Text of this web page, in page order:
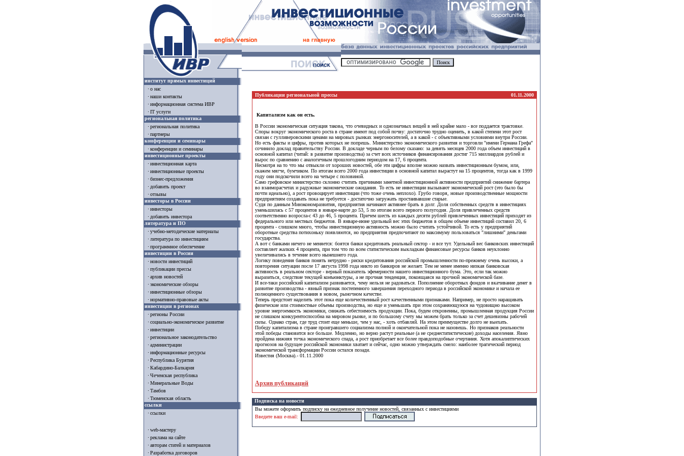
институт прямых инвестиций
о нас
наши контакты
информационная система ИВР
IT услуги
региональная политика
региональная политика
партнеры
конференции и семинары
конференции и семинары
инвестиционные проекты
инвестиционная карта
инвестиционные проекты
бизнес-предложения
добавить проект
отзывы
инвесторы в России
инвесторы
добавить инвестора
литература и ПО
учебно-методические материалы
литература по инвестициям
программное обеспечение
инвестиции в России
новости инвестиций
публикации прессы
архив новостей
экономические обзоры
инвестиционные обзоры
нормативно-правовые акты
инвестиции в регионах
регионы России
социально-экономическое развитие
инвестиции
региональное законодательство
администрации
информационные ресурсы
Республика Бурятия
Кабардино-Балкария
Чеченская республика
Минеральные Воды
Тамбов
Тюменская область
ссылки
ссылки
web-мастеру
реклама на сайте
авторам статей и материалов
Разработка договоров
Публикации региональной прессы 01.11.2000
Капитализм как он есть.
В России экономическая ситуация такова, что очевидных и однозначных вещей в ней крайне мало - все поддается трактовке.
Споры вокруг экономического роста в стране имеют под собой почву: достаточно трудно оценить, в какой степени этот рост
связан с гулливеровскими ценами на мировых рынках энергоносителей, а в какой - с объективными условиями внутри России.
Но есть факты и цифры, против которых не попрешь. Министерство экономического развития и торговли "имени Германа Грефа"
сочинило доклад правительству России. В докладе черным по белому сказано: за девять месяцев 2000 года объем инвестиций в
основной капитал (читай: в развитие производства) за счет всех источников финансирования достиг 715 миллиардов рублей и
вырос по сравнению с аналогичным прошлогодним периодом на 17, 6 процента.
Несмотря на то что мы отвыкли от хороших новостей, обе эти цифры вполне можно назвать инвестиционным бумом, или,
скажем мягче, бумчиком. По итогам всего 2000 года инвестиции в основной капитал вырастут на 15 процентов, тогда как в 1999
году они подскочили всего на четыре с половиной.
Само грефовское министерство склонно считать причинами заметной инвестиционной активности предприятий снижение бартера
во взаиморасчетах и радужные экономические ожидания. То есть не инвестиции вызывают экономический рост (это было бы
почти идеально), а рост провоцирует инвестиции (что тоже очень неплохо). Грубо говоря, новые производственные мощности
предприятиям создавать пока не требуется - достаточно загружать простаивавшие старые.
Судя по данным Минэкономразвития, предприятия начинают активнее брать в долг. Доля собственных средств в инвестициях
уменьшилась с 57 процентов в январе-марте до 53, 5 по итогам всего первого полугодия. Доля привлеченных средств
соответственно возросла-с 43 до 46, 5 процента. Причем шесть из каждых десяти рублей привлеченных инвестиций приходят из
федерального или местных бюджетов. В январе-июне удельный вес этих бюджетов в общем объеме инвестиций составил 20, 6
процента - слишком много, чтобы инвестиционную активность можно было считать устойчивой. То есть у предприятий
оборотные средства потихоньку появляются, но предприятия предпочитают по максимуму пользоваться "лишними" деньгами
государства.
А вот с банками ничего не меняется: боятся банки кредитовать реальный сектор - и все тут. Удельный вес банковских инвестиций
составляет жалких 4 процента, при том что по всем статистическим выкладкам финансовые ресурсы банков неуклонно
увеличивались в течение всего нынешнего года.
Логику поведения банков понять нетрудно - риски кредитования российской промышленности по-прежнему очень высоки, а
повторения ситуации после 17 августа 1998 года никто из банкиров не желает. Тем не менее именно низкая банковская
активность в реальном секторе - верный показатель эфемерности нашего инвестиционного бума. Это, если так можно
выразиться, следствие текущей конъюнктуры, а не прочная тенденция, покоящаяся на прочной экономической базе.
И все-таки российский капитализм развивается, чему нельзя не радоваться. Пополнение оборотных фондов и вкачивание денег в
развитие производства - явный признак постепенного завершения переходного периода в российской экономике и начала ее
полноценного существования в новом, рыночном качестве.
Теперь предстоит наделить этот пока еще количественный рост качественными признаками. Например, не просто наращивать
физические или стоимостные объемы производства, но еще и уменьшать при этом сохраняющуюся на чудовищно высоком
уровне энергоемкость экономики, снижать себестоимость продукции. Пока, будем откровенны, промышленная продукция России
не слишком конкурентоспособна на мировом рынке, и по большому счету мы можем брать только за счет дешевизны рабочей
силы. Однако стран, где труд стоит еще меньше, чем у нас, - хоть отбавляй. На этом преимуществе долго не выехать.
Победу капитализма в стране проигравшего социализма полной и окончательной пока не назовешь. Но признаков реальности
этой победы становится все больше. Медленно, но верно растут реальные (а не среднестатистические) доходы населения. Явно
пройдена нижняя точка экономического спада, а рост приобретает все более правдоподобные очертания. Хотя апокалиптических
прогнозов на будущее российской экономики хватает и сейчас, одно можно утверждать смело: наиболее трагический период
экономической трансформации России остался позади.
Известия (Москва).- 01.11.2000
Архив публикаций
Подписка на новости
Вы можете оформить подписку на ежедневное получение новостей, связанных с инвестициями
Введите ваш e-mail: